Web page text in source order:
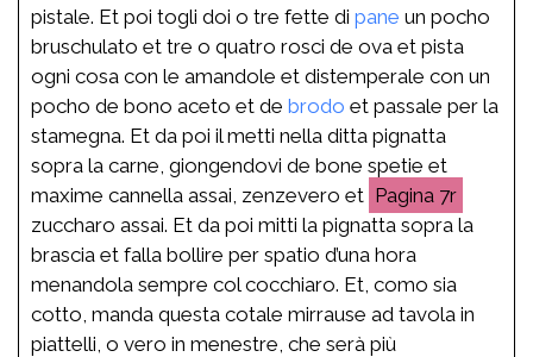
pistale. Et poi togli doi o tre fette di pane un pocho
bruschulato et tre o quatro rosci de ova et pista
ogni cosa con le amandole et distemperale con un
pocho de bono aceto et de brodo et passale per la
stamegna. Et da poi il metti nella ditta pignatta
sopra la carne, giongendovi de bone spetie et
maxime cannella assai, zenzevero et
7r
zuccharo assai. Et da poi mitti la pignatta sopra la
brascia et falla bollire per spatio d’una hora
menandola sempre col cocchiaro. Et, como sia
cotto, manda questa cotale mirrause ad tavola in
piattelli, o vero in menestre, che serà più